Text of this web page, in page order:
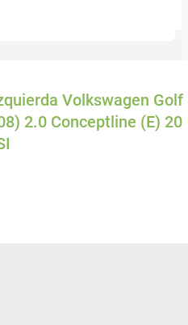
Volkswagen Golf
2.0 Conceptline (E) 20